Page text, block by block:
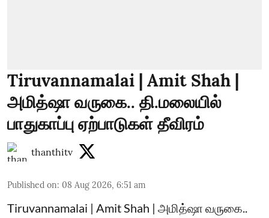
Tiruvannamalai | Amit Shah |
அமித்ஷா வருகை.. தி.மலையில்
பாதுகாப்பு ஏற்பாடுகள் தீவிரம்
thanthitv
Published on: 08 Aug 2026, 6:51 am
Tiruvannamalai | Amit Shah | அமித்ஷா வருகை..